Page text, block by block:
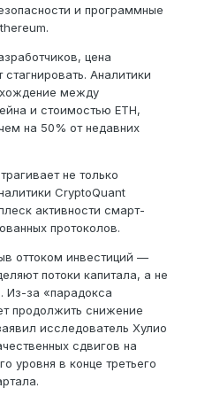
и программные
цена
Аналитики
между
и стоимостью ETH,
на 50% от недавних
не только
CryptoQuant
активности смарт-
протоколов.
оттоком инвестиций —
потоки капитала, а не
Из-за «парадокса
продолжить снижение
исследователь Хулио
сдвигов на
уровня в конце третьего